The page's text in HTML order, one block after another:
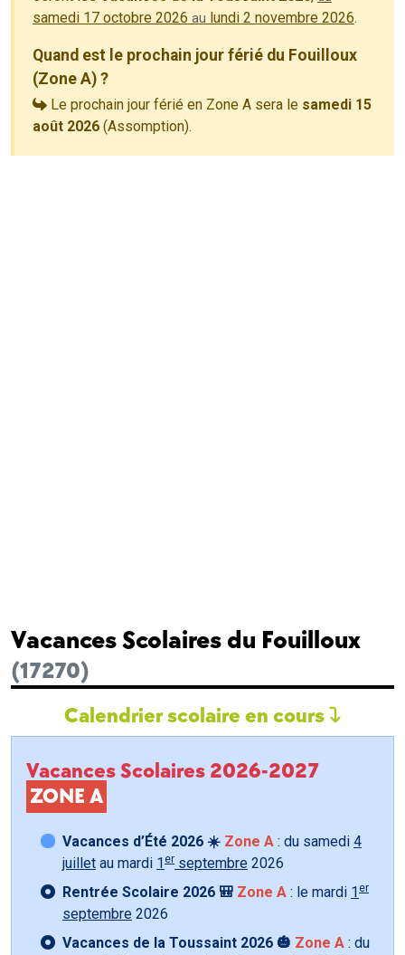
samedi 17 octobre 2026 au lundi 2 novembre 2026.
Quand est le prochain jour férié du Fouilloux
(Zone A) ?
Le prochain jour férié en Zone A sera le samedi 15
août 2026 (Assomption).
Vacances Scolaires du Fouilloux
(17270)
Calendrier scolaire en cours
Vacances Scolaires 2026-2027
ZONE A
Vacances d’Été 2026 ☀️ Zone A : du samedi 4
juillet au mardi 1 er septembre 2026
Rentrée Scolaire 2026 🎒 Zone A : le mardi 1 er
septembre 2026
Vacances de la Toussaint 2026 🎃 Zone A : du